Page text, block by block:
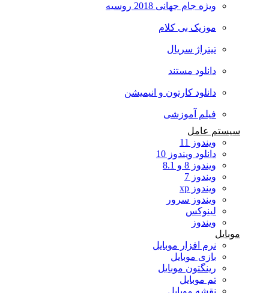
ویژه جام جهانی 2018 روسیه
موزیک بی کلام
تیتراژ سریال
دانلود مستند
دانلود کارتون و انیمیشن
فیلم آموزشی
سیستم عامل
ویندوز 11
دانلود ویندوز 10
ویندوز 8 و 8.1
ویندوز 7
ویندوز xp
ویندوز سرور
لینوکس
ویندوز
موبایل
نرم افزار موبایل
بازی موبایل
رینگتون موبایل
تم موبایل
نقشه موبایل